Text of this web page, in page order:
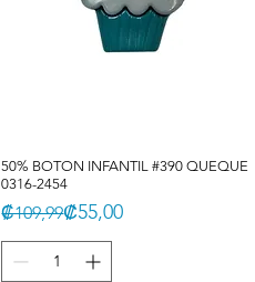
50% BOTON INFANTIL #390 QUEQUE
0316-2454
Precio
₡109,99
Precio de oferta
₡55,00